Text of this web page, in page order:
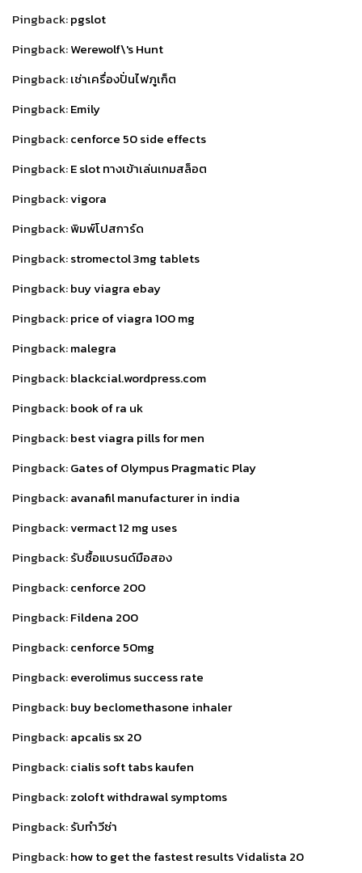
Pingback:pgslot
Pingback:Werewolf\'s Hunt
Pingback:เช่าเครื่องปั่นไฟภูเก็ต
Pingback:Emily
Pingback:cenforce 50 side effects
Pingback:E slot ทางเข้าเล่นเกมสล็อต
Pingback:vigora
Pingback:พิมพ์โปสการ์ด
Pingback:stromectol 3mg tablets
Pingback:buy viagra ebay
Pingback:price of viagra 100 mg
Pingback:malegra
Pingback:blackcial.wordpress.com
Pingback:book of ra uk
Pingback:best viagra pills for men
Pingback:Gates of Olympus Pragmatic Play
Pingback:avanafil manufacturer in india
Pingback:vermact 12 mg uses
Pingback:รับซื้อแบรนด์มือสอง
Pingback:cenforce 200
Pingback:Fildena 200
Pingback:cenforce 50mg
Pingback:everolimus success rate
Pingback:buy beclomethasone inhaler
Pingback:apcalis sx 20
Pingback:cialis soft tabs kaufen
Pingback:zoloft withdrawal symptoms
Pingback:รับทำวีซ่า
Pingback:how to get the fastest results Vidalista 20